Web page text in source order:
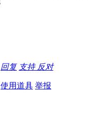
回复 支持 反对
使用道具 举报